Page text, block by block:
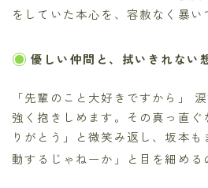
をしていた本心を、容赦なく暴い
優しい仲間と、拭いきれない
「先輩のこと大好きですから」
強く抱きしめます。その真っ直ぐ
りがとう」と微笑み返し、坂本
動するじゃねーか」と目を細める